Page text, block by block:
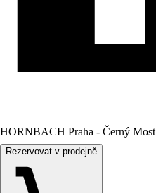
HORNBACH Praha - Černý Most
Rezervovat v prodejně